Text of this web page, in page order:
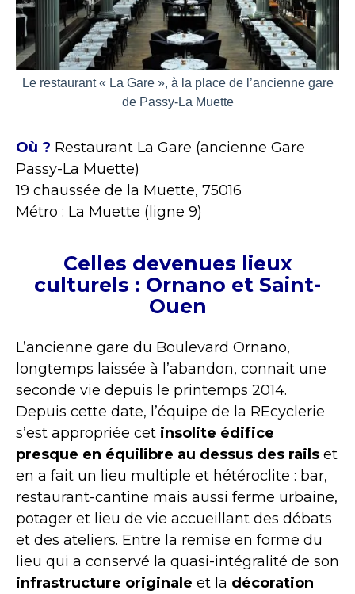
Le restaurant « La Gare », à la place de l’ancienne gare
de Passy-La Muette
Où ? Restaurant La Gare (ancienne Gare
Passy-La Muette)
19 chaussée de la Muette, 75016
Métro : La Muette (ligne 9)
Celles devenues lieux
culturels : Ornano et Saint-
Ouen
L’ancienne gare du Boulevard Ornano,
longtemps laissée à l’abandon, connait une
seconde vie depuis le printemps 2014.
Depuis cette date, l’équipe de la REcyclerie
s’est appropriée cet insolite édifice
presque en équilibre au dessus des rails et
en a fait un lieu multiple et hétéroclite : bar,
restaurant-cantine mais aussi ferme urbaine,
potager et lieu de vie accueillant des débats
et des ateliers. Entre la remise en forme du
lieu qui a conservé la quasi-intégralité de son
infrastructure originale et la décoration